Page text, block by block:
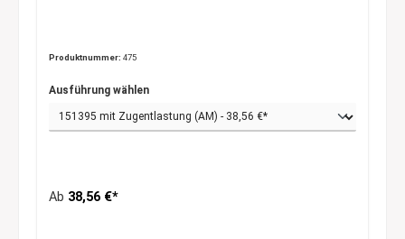
Produktnummer: 475
Ausführung wählen
Ab 38,56 €*